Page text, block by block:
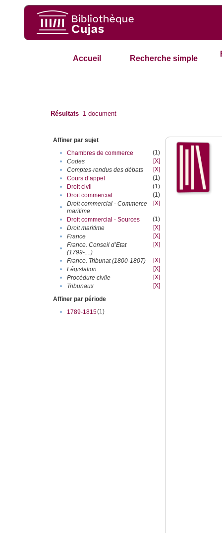
Accueil Recherche simple
Résultats 1 document
Affiner par sujet
•
Chambres de commerce
(1)
•
Codes
[X]
•
Comptes-rendus des débats
[X]
•
Cours d’appel
(1)
•
Droit civil
(1)
•
Droit commercial
(1)
•
Droit commercial - Commerce
maritime
[X]
• Droit commercial - Sources
(1)
•
Droit maritime
[X]
•
France
[X]
•
France. Conseil d’Etat
(1799-....)
[X]
• France. Tribunat (1800-1807)
[X]
•
Législation
[X]
•
Procédure civile
[X]
•
Tribunaux
[X]
Affiner par période
•
1789-1815(1)